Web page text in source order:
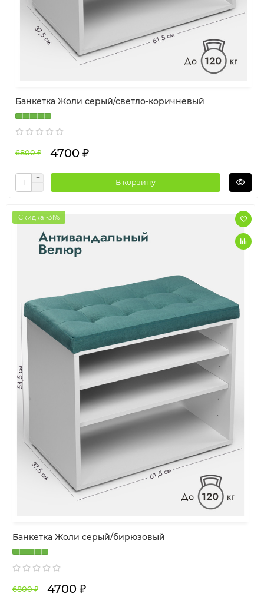
Банкетка Жоли серый/светло-коричневый
6800 ₽ 4700 ₽
В корзину
Скидка -31%
Банкетка Жоли серый/бирюзовый
6800 ₽ 4700 ₽